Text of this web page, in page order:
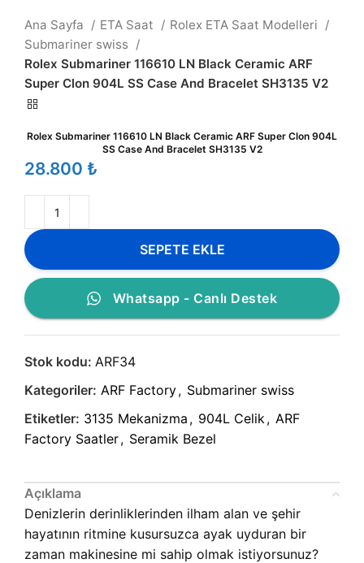
Ana Sayfa ETA Saat
Rolex ETA Saat Modelleri
Submariner swiss
Rolex Submariner 116610 LN Black Ceramic ARF
Super Clon 904L SS Case And Bracelet SH3135 V2
Rolex Submariner 116610 LN Black Ceramic ARF Super Clon 904L
SS Case And Bracelet SH3135 V2
₺
SEPETE EKLE
Whatsapp - Canlı Destek
Stok kodu: ARF34
Kategoriler: ARF Factory, Submariner swiss
Etiketler: 3135 Mekanizma , 904L Celik, ARF
Factory Saatler, Seramik Bezel
Açıklama
Denizlerin derinliklerinden ilham alan ve şehir
hayatının ritmine kusursuzca ayak uyduran bir
zaman makinesine mi sahip olmak istiyorsunuz?